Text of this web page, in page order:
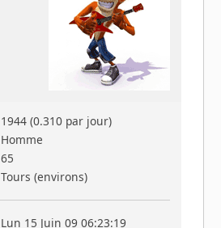
1944 (0.310 par jour)
Homme
65
Tours (environs)
Lun 15 Juin 09 06:23:19